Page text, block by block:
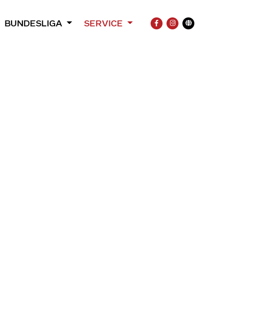
BUNDESLIGA SERVICE
FACEBOOK
INSTAGRAM
Übersetzung